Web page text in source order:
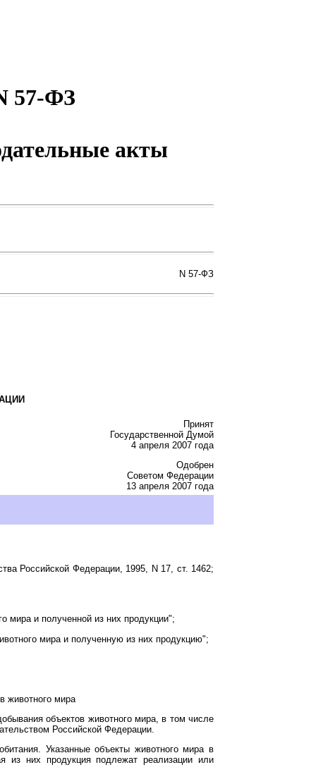
57-ФЗ
акты
N 57-ФЗ
Принят
Государственной Думой
4 апреля 2007 года
Одобрен
Советом Федерации
13 апреля 2007 года
Российской Федерации, 1995, N 17, ст. 1462;
мира и полученной из них продукции";
мира и полученную из них продукцию";
животного мира
объектов животного мира, в том числе
Российской Федерации.
Указанные объекты животного мира в
из них продукция подлежат реализации или